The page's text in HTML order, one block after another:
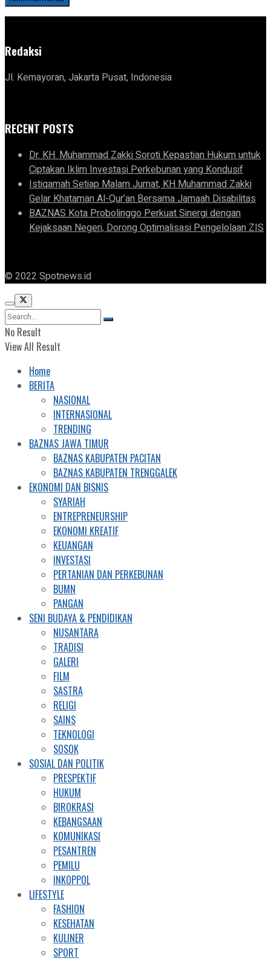
Redaksi
Jl. Kemayoran, Jakarta Pusat, Indonesia
RECENT POSTS
Dr. KH. Muhammad Zakki Soroti Kepastian Hukum untuk
Ciptakan Iklim Investasi Perkebunan yang Kondusif
Istiqamah Setiap Malam Jumat, KH Muhammad Zakki
Gelar Khataman Al-Qur’an Bersama Jamaah Disabilitas
BAZNAS Kota Probolinggo Perkuat Sinergi dengan
Kejaksaan Negeri, Dorong Optimalisasi Pengelolaan ZIS
© 2022 Spotnews.id
No Result
View All Result
Home
BERITA
NASIONAL
INTERNASIONAL
TRENDING
BAZNAS JAWA TIMUR
BAZNAS KABUPATEN PACITAN
BAZNAS KABUPATEN TRENGGALEK
EKONOMI DAN BISNIS
SYARIAH
ENTREPRENEURSHIP
EKONOMI KREATIF
KEUANGAN
INVESTASI
PERTANIAN DAN PERKEBUNAN
BUMN
PANGAN
SENI BUDAYA & PENDIDIKAN
NUSANTARA
TRADISI
GALERI
FILM
SASTRA
RELIGI
SAINS
TEKNOLOGI
SOSOK
SOSIAL DAN POLITIK
PRESPEKTIF
HUKUM
BIROKRASI
KEBANGSAAN
KOMUNIKASI
PESANTREN
PEMILU
INKOPPOL
LIFESTYLE
FASHION
KESEHATAN
KULINER
SPORT